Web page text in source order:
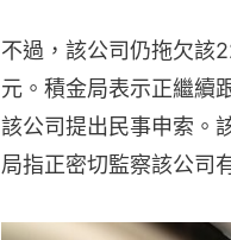
不過，該公司仍拖欠該
元。積金局表示正繼續
該公司提出民事申索。
局指正密切監察該公司